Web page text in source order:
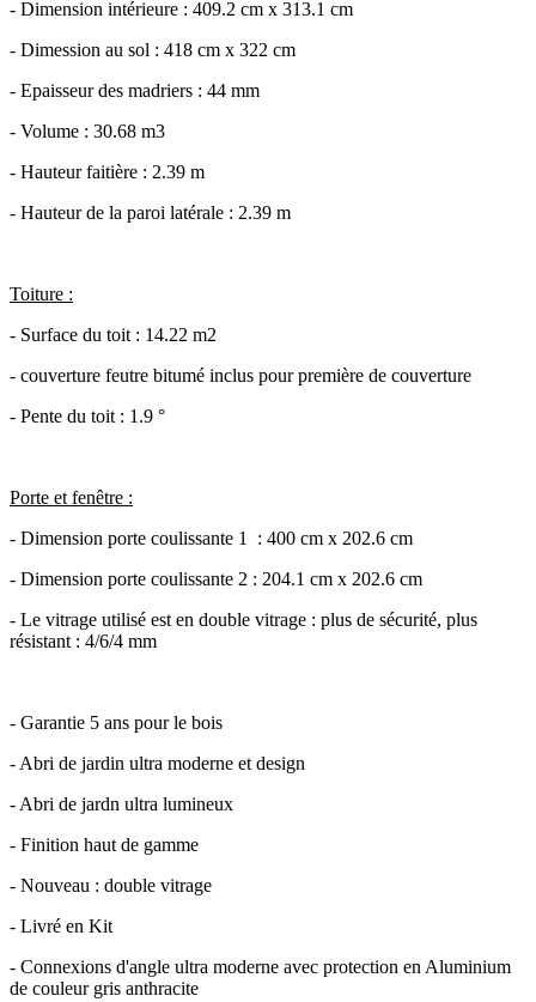
- Dimension intérieure : 409.2 cm x 313.1 cm
- Dimession au sol : 418 cm x 322 cm
- Epaisseur des madriers : 44 mm
- Volume : 30.68 m3
- Hauteur faitière : 2.39 m
- Hauteur de la paroi latérale : 2.39 m
Toiture :
- Surface du toit : 14.22 m2
- couverture feutre bitumé inclus pour première de couverture
- Pente du toit : 1.9 °
Porte et fenêtre :
- Dimension porte coulissante 1 : 400 cm x 202.6 cm
- Dimension porte coulissante 2 : 204.1 cm x 202.6 cm
- Le vitrage utilisé est en double vitrage : plus de sécurité, plus
résistant : 4/6/4 mm
- Garantie 5 ans pour le bois
- Abri de jardin ultra moderne et design
- Abri de jardn ultra lumineux
- Finition haut de gamme
- Nouveau : double vitrage
- Livré en Kit
- Connexions d'angle ultra moderne avec protection en Aluminium
de couleur gris anthracite